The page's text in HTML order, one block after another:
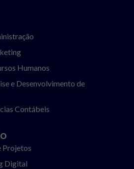
Humanos
e Desenvolvimento de
Contábeis
Projetos
Digital